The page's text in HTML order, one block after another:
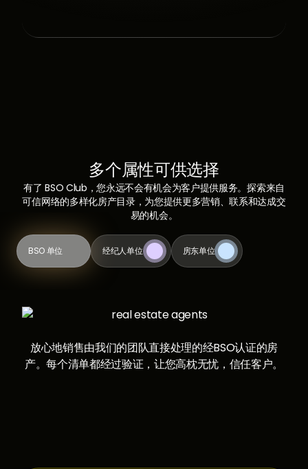
多个属性可供选择
有了 BSO Club，您永远不会有机会为客户提供服务。探索来自
可信网络的多样化房产目录，为您提供更多营销、联系和达成交
易的机会。
BSO 单位 经纪人单位 房东单位
放心地销售由我们的团队直接处理的经BSO认证的房
产。每个清单都经过验证，让您高枕无忧，信任客户。